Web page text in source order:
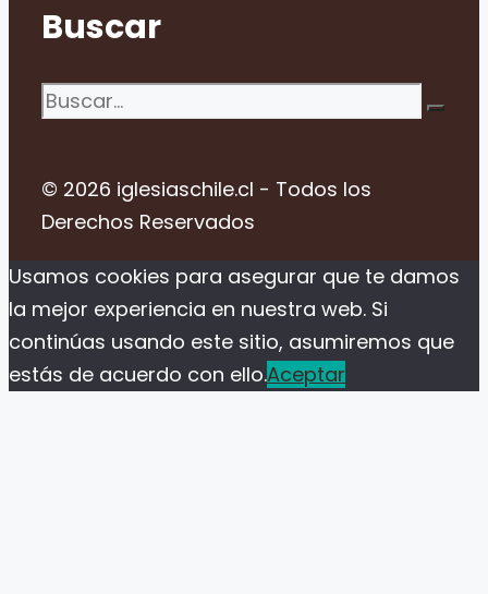
Buscar
Buscar:
© 2026 iglesiaschile.cl - Todos los
Derechos Reservados
Usamos cookies para asegurar que te damos
la mejor experiencia en nuestra web. Si
continúas usando este sitio, asumiremos que
estás de acuerdo con ello.Aceptar